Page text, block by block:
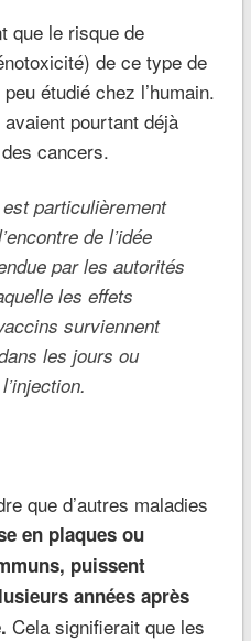
que le risque de
de ce type de
étudié chez l’humain.
pourtant déjà
cancers.
particulièrement
de l’idée
par les autorités
les effets
surviennent
les jours ou
que d’autres maladies
en plaques ou
puissent
années après
Cela signifierait que les